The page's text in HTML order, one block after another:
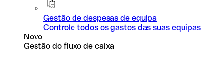
Gestão de despesas de equipa
Controle todos os gastos das suas equipas
Novo
Gestão do fluxo de caixa